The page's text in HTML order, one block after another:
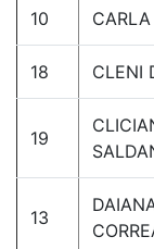
10
18 CLENI
19
13